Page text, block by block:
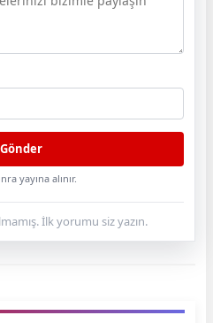
Gönder
yayına alınır.
İlk yorumu siz yazın.